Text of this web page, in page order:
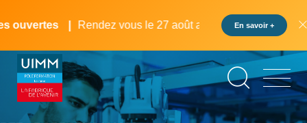
au
principal
Rendez vous le 27 août au pôle formation UIMM
En savoir +